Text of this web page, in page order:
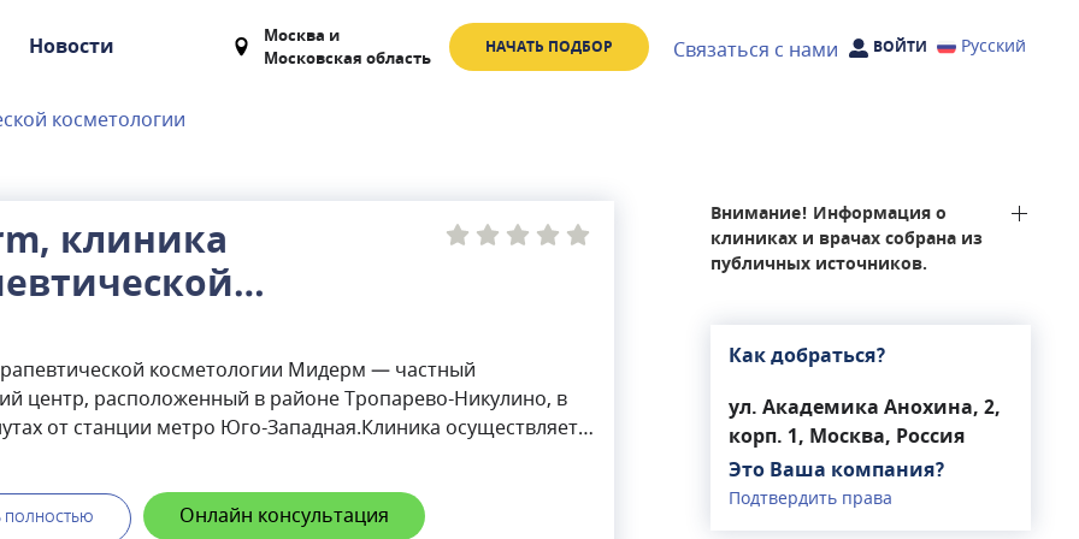
Новости Москва и
Московская область
НАЧАТЬ ПОДБОР Связаться с нами ВОЙТИ Русский
косметологии
клиника
косметологии Мидерм — частный
центр, расположенный в районе Тропарево-Никулино, в
от станции метро Юго-Западная.Клиника осуществляет
подология, трихология, а также косметология лица и
услуги удаления новообразований, лечения
ПОЛНОСТЬЮ Онлайн консультация
Внимание! Информация о
клиниках и врачах собрана из
публичных источников.
Как добраться?
ул. Академика Анохина, 2,
корп. 1, Москва, Россия
Это Ваша компания?
Подтвердить права